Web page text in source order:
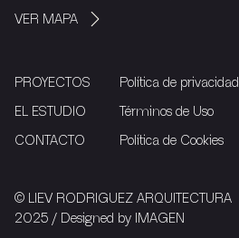
VER MAPA
PROYECTOS
EL ESTUDIO
CONTACTO
Política de privacidad
Términos de Uso
Política de Cookies
© LIEV RODRIGUEZ ARQUITECTURA
2025 / Designed by IMAGEN